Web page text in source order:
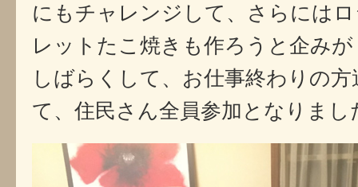
にもチャレンジして、さらには
レットたこ焼きも作ろうと企みが
しばらくして、お仕事終わりの
て、住民さん全員参加となりまし